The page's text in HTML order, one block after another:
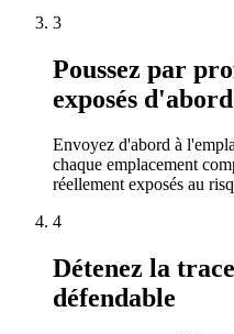
3
Poussez par
exposés d'abord
Envoyez d'abord à
chaque emplacement
réellement exposés au
4
Détenez la
défendable